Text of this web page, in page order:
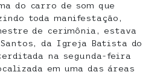
do carro de som que
toda manifestação,
de cerimônia, estava
da Igreja Batista do
na segunda-feira
em uma das áreas